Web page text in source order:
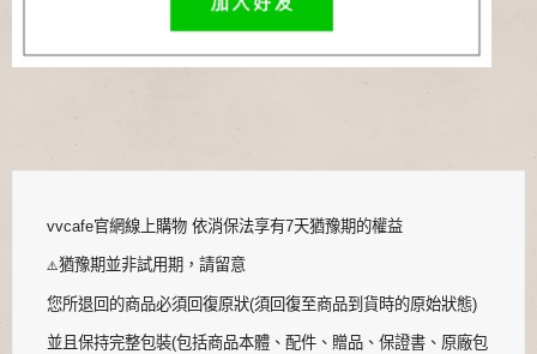
vvcafe官網線上購物 依消保法享有7天猶豫期的權益
⚠️猶豫期並非試用期，請留意
您所退回的商品必須回復原狀(須回復至商品到貨時的原始狀態)
並且保持完整包裝(包括商品本體、配件、贈品、保證書、原廠包